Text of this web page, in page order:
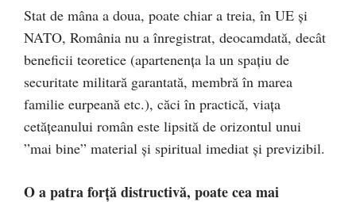
Stat de mâna a doua, poate chiar a treia, în UE şi
NATO, România nu a înregistrat, deocamdată, decât
beneficii teoretice (apartenenţa la un spaţiu de
securitate militară garantată, membră în marea
familie eurpeană etc.), căci în practică, viaţa
cetăţeanului român este lipsită de orizontul unui
”mai bine” material şi spiritual imediat şi previzibil.
O a patra forţă distructivă, poate cea mai